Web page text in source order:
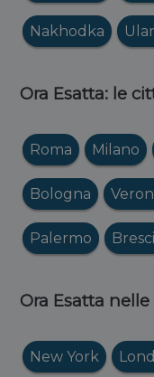
Nakhodka
Ora Esatta: le
Roma Milano
Bologna
Palermo
Ora Esatta
New York